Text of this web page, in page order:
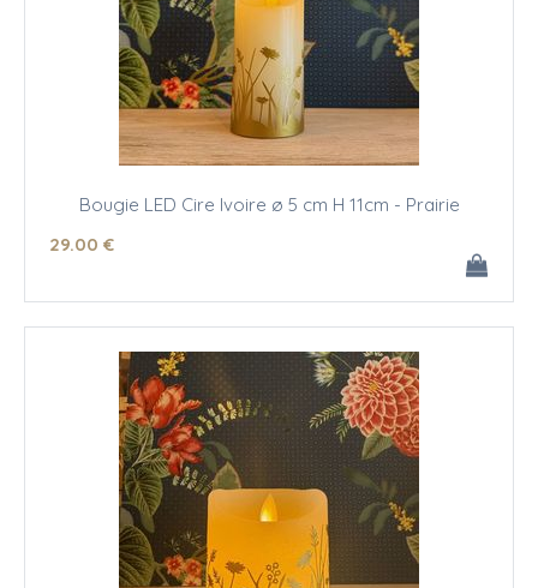
Bougie LED Cire Ivoire ø 5 cm H 11cm - Prairie
29.00 €